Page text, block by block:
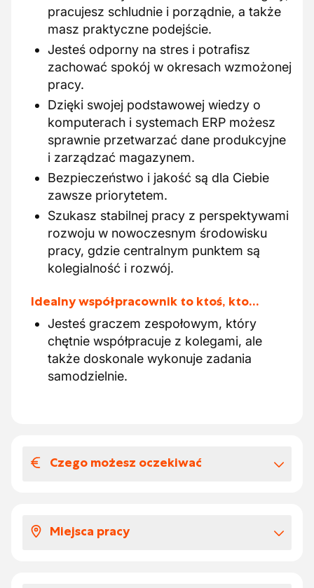
pracujesz schludnie i porządnie, a także
masz praktyczne podejście.
Jesteś odporny na stres i potrafisz
zachować spokój w okresach wzmożonej
pracy.
Dzięki swojej podstawowej wiedzy o
komputerach i systemach ERP możesz
sprawnie przetwarzać dane produkcyjne
i zarządzać magazynem.
Bezpieczeństwo i jakość są dla Ciebie
zawsze priorytetem.
Szukasz stabilnej pracy z perspektywami
rozwoju w nowoczesnym środowisku
pracy, gdzie centralnym punktem są
kolegialność i rozwój.
Idealny współpracownik to ktoś, kto…
Jesteś graczem zespołowym, który
chętnie współpracuje z kolegami, ale
także doskonale wykonuje zadania
samodzielnie.
Czego możesz oczekiwać
Po 6 miesiącach stażu otrzymujesz
Miejsca pracy